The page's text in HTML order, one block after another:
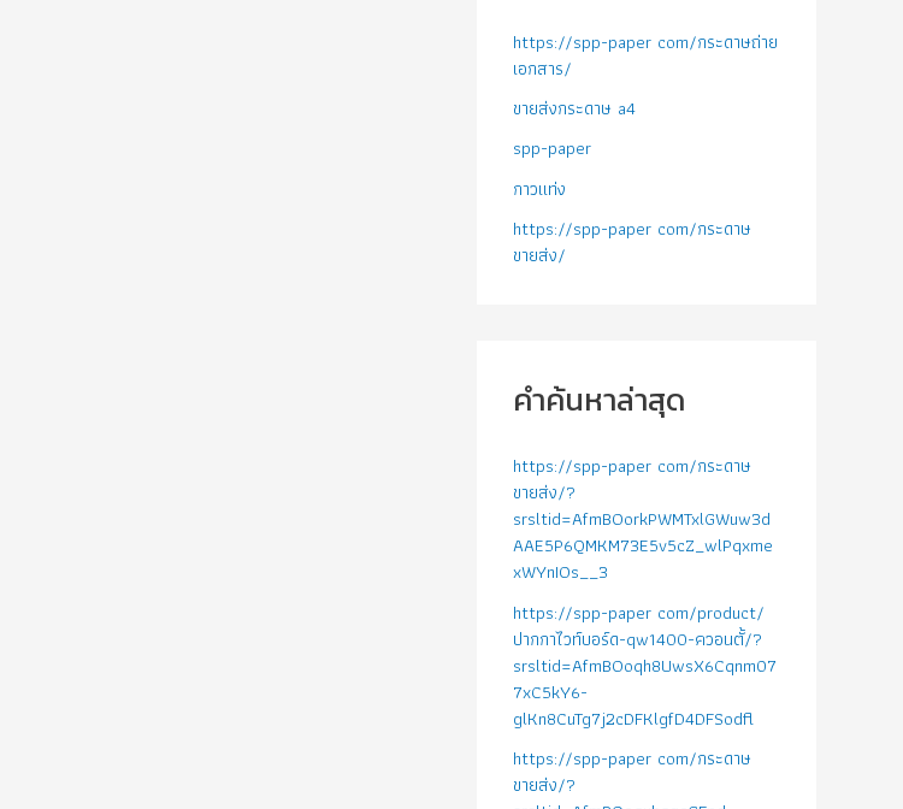
https://spp-paper com/กระดาษถ่าย
เอกสาร/
ขายส่งกระดาษ a4
spp-paper
กาวแท่ง
https://spp-paper com/กระดาษ
ขายส่ง/
คำค้นหาล่าสุด
https://spp-paper com/กระดาษ
ขายส่ง/?
srsltid=AfmBOorkPWMTxlGWuw3d
AAE5P6QMKM73E5v5cZ_wlPqxme
xWYnIOs__3
https://spp-paper com/product/
ปากกาไวท์บอร์ด-qw1400-ควอนตั้/?
srsltid=AfmBOoqh8UwsX6Cqnm07
7xC5kY6-
glKn8CuTg7j2cDFKlgfD4DFSodfl
https://spp-paper com/กระดาษ
ขายส่ง/?